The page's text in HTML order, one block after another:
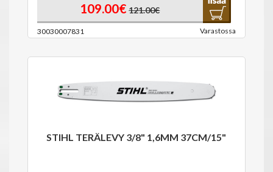
109.00€ 121.00€
30030007831 Varastossa
STIHL TERÄLEVY 3/8" 1,6MM 37CM/15"